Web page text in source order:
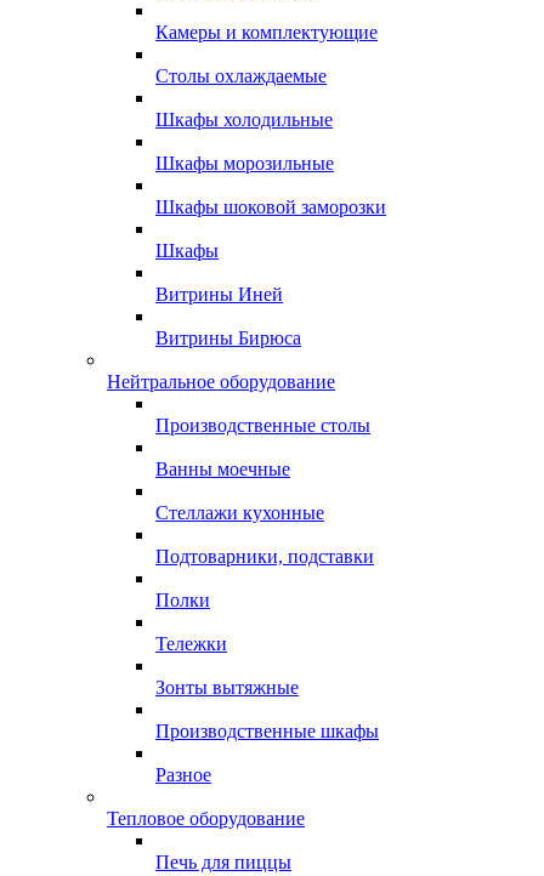
Камеры и комплектующие
Столы охлаждаемые
Шкафы холодильные
Шкафы морозильные
Шкафы шоковой заморозки
Шкафы
Витрины Иней
Витрины Бирюса
Нейтральное оборудование
Производственные столы
Ванны моечные
Стеллажи кухонные
Подтоварники, подставки
Полки
Тележки
Зонты вытяжные
Производственные шкафы
Разное
Тепловое оборудование
Печь для пиццы